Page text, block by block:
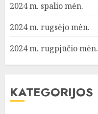
2024 m. spalio mėn.
2024 m. rugsėjo mėn.
2024 m. rugpjūčio mėn.
KATEGORIJOS